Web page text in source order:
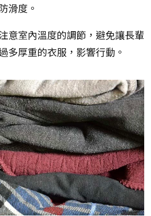
滑度。
意室內溫度的調節，避免讓長輩
多厚重的衣服，影響行動。